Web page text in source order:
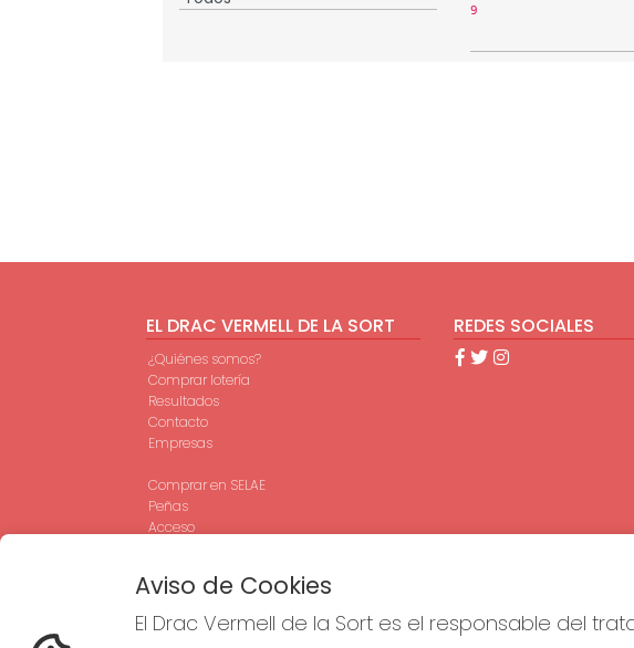
9
EL DRAC VERMELL DE LA SORT
¿Quiénes somos?
Comprar lotería
Resultados
Contacto
Empresas
Comprar en SELAE
Peñas
Acceso
REDES SOCIALES
Aviso de Cookies
El Drac Vermell de la Sort es el responsable del